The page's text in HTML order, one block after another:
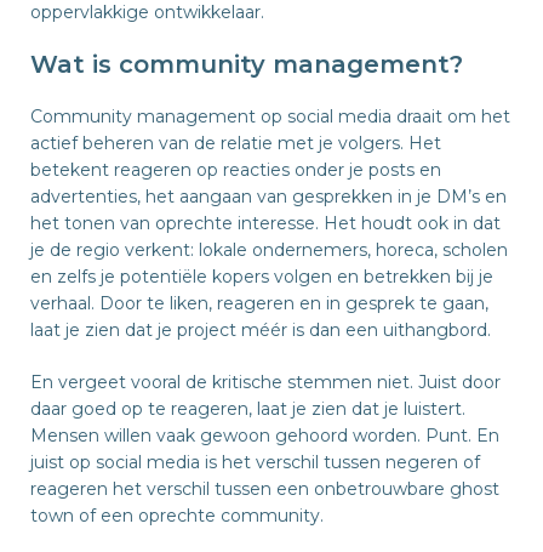
oppervlakkige ontwikkelaar.
Wat is community management?
Community management op social media draait om het
actief beheren van de relatie met je volgers. Het
betekent reageren op reacties onder je posts en
advertenties, het aangaan van gesprekken in je DM’s en
het tonen van oprechte interesse. Het houdt ook in dat
je de regio verkent: lokale ondernemers, horeca, scholen
en zelfs je potentiële kopers volgen en betrekken bij je
verhaal. Door te liken, reageren en in gesprek te gaan,
laat je zien dat je project méér is dan een uithangbord.
En vergeet vooral de kritische stemmen niet. Juist door
daar goed op te reageren, laat je zien dat je luistert.
Mensen willen vaak gewoon gehoord worden. Punt. En
juist op social media is het verschil tussen negeren of
reageren het verschil tussen een onbetrouwbare ghost
town of een oprechte community.